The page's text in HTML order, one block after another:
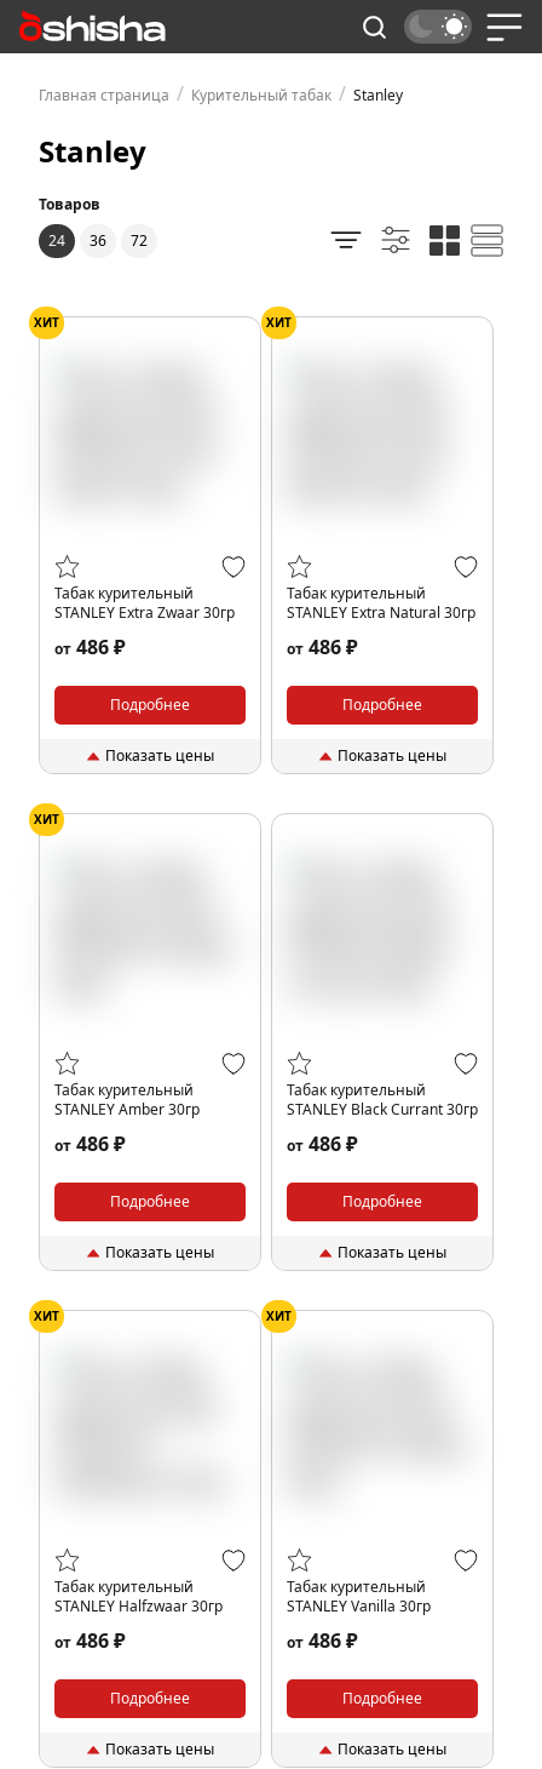
Главная страница / Курительный табак / Stanley
Stanley
Товаров
24
36 72
ХИТ
Табак курительный
STANLEY Extra Zwaar 30гр
от 486 ₽
Подробнее
Показать цены
ХИТ
Табак курительный
STANLEY Extra Natural 30гр
от 486 ₽
Подробнее
Показать цены
ХИТ
Табак курительный
STANLEY Amber 30гр
от 486 ₽
Подробнее
Показать цены
Табак курительный
STANLEY Black Currant 30гр
от 486 ₽
Подробнее
Показать цены
ХИТ
Табак курительный
STANLEY Halfzwaar 30гр
от 486 ₽
Подробнее
Показать цены
ХИТ
Табак курительный
STANLEY Vanilla 30гр
от 486 ₽
Подробнее
Показать цены